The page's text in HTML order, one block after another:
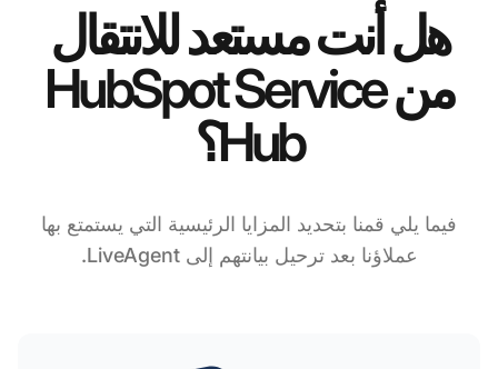
هل أنت مستعد للانتقال
من HubSpot Service
Hub؟
فيما يلي قمنا بتحديد المزايا الرئيسية التي يستمتع بها
عملاؤنا بعد ترحيل بيانتهم إلى LiveAgent.